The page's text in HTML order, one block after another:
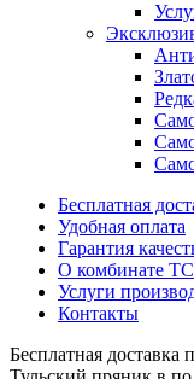
Бесплатная
Удобная оплата
Гарантия
О комбинате
Услуги
Контакты
Бесплатная доставка